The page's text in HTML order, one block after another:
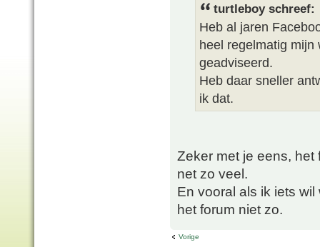
turtleboy schreef:
Heb al jaren
heel regelmatig mijn
geadviseerd.
Heb daar sneller
ik dat.
Zeker met je eens,
net zo veel.
En vooral als ik iets
het forum niet zo.
Vorige